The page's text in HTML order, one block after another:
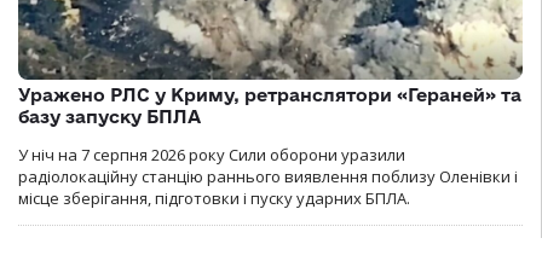
Уражено РЛС у Криму, ретранслятори «Гераней» та
базу запуску БПЛА
У ніч на 7 серпня 2026 року Сили оборони уразили
радіолокаційну станцію раннього виявлення поблизу Оленівки і
місце зберігання, підготовки і пуску ударних БПЛА.